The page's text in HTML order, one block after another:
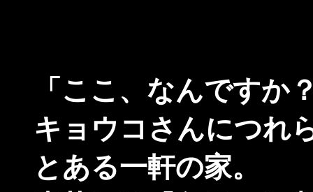
「ここ、なんですか
キョウコさんにつれ
とある一軒の家。